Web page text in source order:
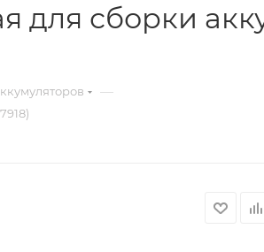
для сборки
—